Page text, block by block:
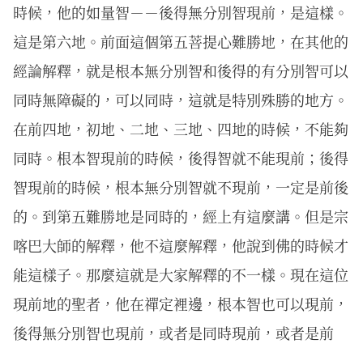
時候，他的如量智－－後得無分別智現前，是這樣。
這是第六地。前面這個第五菩提心難勝地，在其他的
經論解釋，就是根本無分別智和後得的有分別智可以
同時無障礙的，可以同時，這就是特別殊勝的地方。
在前四地，初地、二地、三地、四地的時候，不能夠
同時。根本智現前的時候，後得智就不能現前；後得
智現前的時候，根本無分別智就不現前，一定是前後
的。到第五難勝地是同時的，經上有這麼講。但是宗
喀巴大師的解釋，他不這麼解釋，他說到佛的時候才
能這樣子。那麼這就是大家解釋的不一樣。現在這位
現前地的聖者，他在禪定裡邊，根本智也可以現前，
後得無分別智也現前，或者是同時現前，或者是前